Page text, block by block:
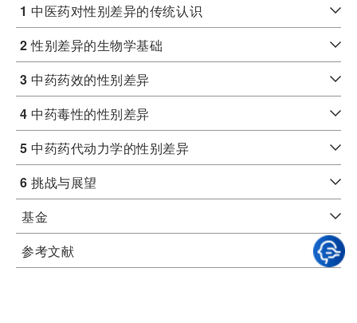
1 中医药对性别差异的传统认识
2性别差异的生物学基础
3 中药药效的性别差异
4 中药毒性的性别差异
5 中药药代动力学的性别差异
6挑战与展望
基金
参考文献